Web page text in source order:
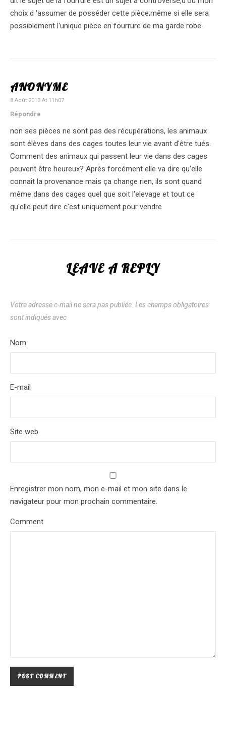
choix d 'assumer de posséder cette pièce;même si elle sera
possiblement l'unique pièce en fourrure de ma garde robe.
ANONYME
8 Août 2013 At 11h07
Répondre
non ses pièces ne sont pas des récupérations, les animaux
sont élèves dans des cages toutes leur vie avant d'être tués.
Comment des animaux qui passent leur vie dans des cages
peuvent être heureux? Après forcément elle va dire qu'elle
connaît la provenance mais ça change rien, ils sont quand
même dans des cages quel que soit l'elevage et tout ce
qu'elle peut dire c'est uniquement pour vendre
LEAVE A REPLY
Votre adresse e-mail ne sera pas publiée. Les champs obligatoires
sont indiqués avec
Nom
E-mail
Site web
Enregistrer mon nom, mon e-mail et mon site dans le
navigateur pour mon prochain commentaire.
Comment